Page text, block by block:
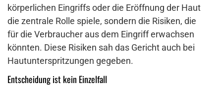
körperlichen Eingriffs oder die Eröffnung der Haut
die zentrale Rolle spiele, sondern die Risiken, die
für die Verbraucher aus dem Eingriff erwachsen
könnten. Diese Risiken sah das Gericht auch bei
Hautunterspritzungen gegeben.
Entscheidung ist kein Einzelfall